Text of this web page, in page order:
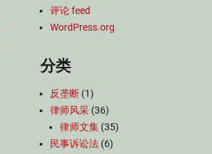
评论 feed
WordPress.org
分类
反垄断 (1)
律师风采 (36)
律师文集 (35)
民事诉讼法 (6)